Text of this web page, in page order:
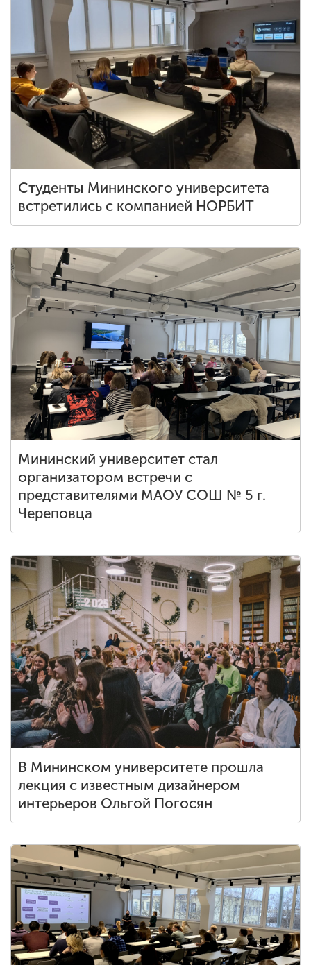
Студенты Мининского университета
встретились с компанией НОРБИТ
Мининский университет стал
организатором встречи с
представителями МАОУ СОШ № 5 г.
Череповца
В Мининском университете прошла
лекция с известным дизайнером
интерьеров Ольгой Погосян